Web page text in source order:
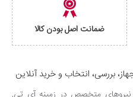
ضمانت اصل بودن کالا
بررسی، انتخاب و خرید آنلاین